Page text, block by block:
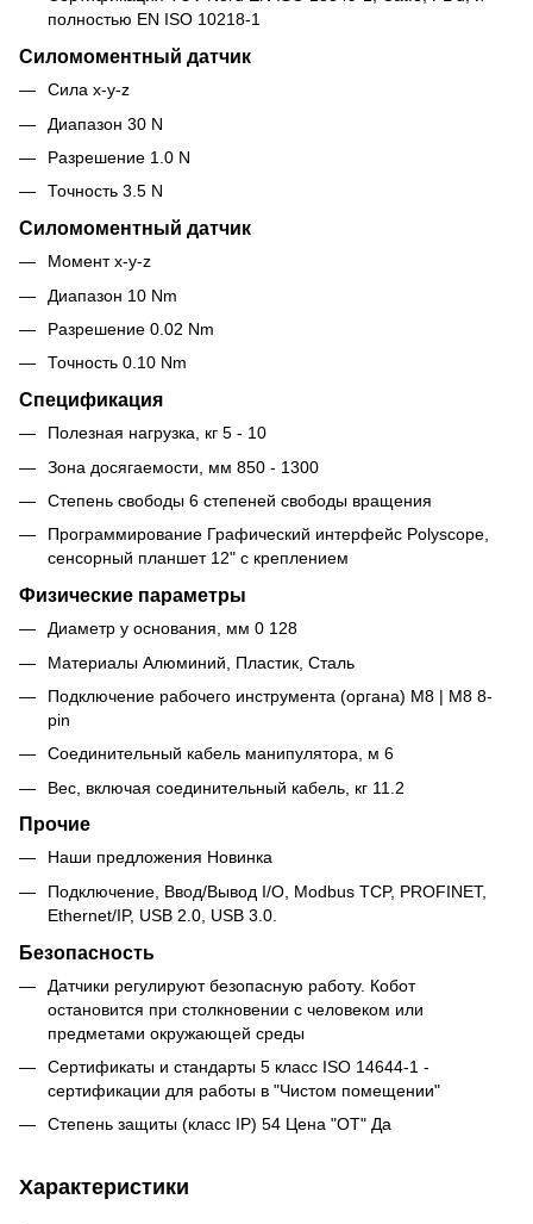
полностью EN ISO 10218-1
Силомоментный датчик
Сила x-y-z
Диапазон 30 N
Разрешение 1.0 N
Точность 3.5 N
Силомоментный датчик
Момент x-y-z
Диапазон 10 Nm
Разрешение 0.02 Nm
Точность 0.10 Nm
Спецификация
Полезная нагрузка, кг 5 - 10
Зона досягаемости, мм 850 - 1300
Степень свободы 6 степеней свободы вращения
Программирование Графический интерфейс Polyscope,
сенсорный планшет 12" с креплением
Физические параметры
Диаметр у основания, мм 0 128
Материалы Алюминий, Пластик, Сталь
Подключение рабочего инструмента (органа) M8 | M8 8-
pin
Соединительный кабель манипулятора, м 6
Вес, включая соединительный кабель, кг 11.2
Прочие
Наши предложения Новинка
Подключение, Ввод/Вывод I/O, Modbus TCP, PROFINET,
Ethernet/IP, USB 2.0, USB 3.0.
Безопасность
Датчики регулируют безопасную работу. Кобот
остановится при столкновении с человеком или
предметами окружающей среды
Сертификаты и стандарты 5 класс ISO 14644-1 -
сертификации для работы в "Чистом помещении"
Степень защиты (класс IP) 54 Цена "ОТ" Да
Характеристики